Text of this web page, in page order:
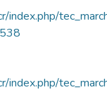
index.php/
index.php/